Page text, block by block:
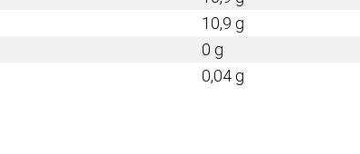
10,9 g
0 g
0,04 g